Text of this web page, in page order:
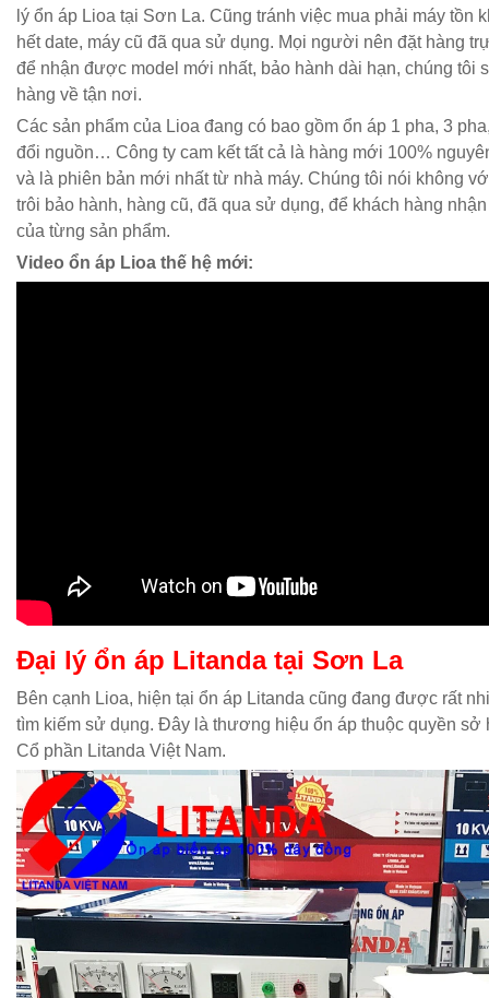
lý ổn áp Lioa tại Sơn La. Cũng tránh việc mua phải máy tồn
hết date, máy cũ đã qua sử dụng. Mọi người nên đặt hàng
để nhận được model mới nhất, bảo hành dài hạn, chúng tôi
hàng về tận nơi.
Các sản phẩm của Lioa đang có bao gồm ổn áp 1 pha, 3
đổi nguồn… Công ty cam kết tất cả là hàng mới 100%
và là phiên bản mới nhất từ nhà máy. Chúng tôi nói không
trôi bảo hành, hàng cũ, đã qua sử dụng, để khách hàng
của từng sản phẩm.
Video ổn áp Lioa thế hệ mới:
Đại lý ổn áp Litanda tại Sơn La
Bên cạnh Lioa, hiện tại ổn áp Litanda cũng đang được rất
tìm kiếm sử dụng. Đây là thương hiệu ổn áp thuộc quyền sở
Cổ phần Litanda Việt Nam.